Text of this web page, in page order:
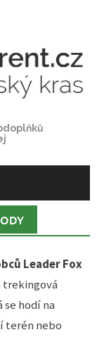
Leader Fox
trekingová
hodí na
terén nebo